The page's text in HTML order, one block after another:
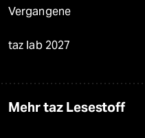
Vergangene
taz lab 2027
Mehr taz Lesestoff